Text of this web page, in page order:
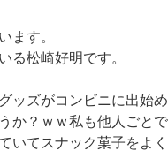
ます。
る松崎好明です。
ッズがコンビニに出始
か？ｗｗ私も他人ごと
いてスナック菓子をよ